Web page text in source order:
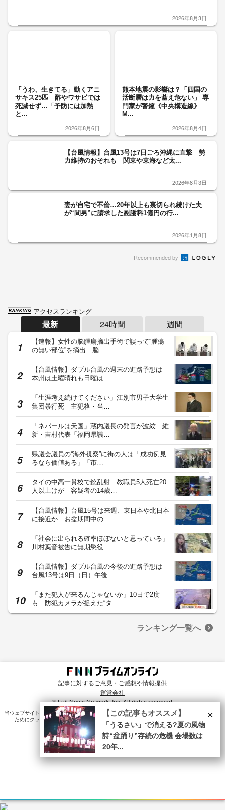
2026年8月3日
「うわ、生きてる」動くアニ
サキス25匹 酢やワサビでは
死滅せず…「予防には加熱
と...
2026年8月6日
熊本地震の影響は？「四国の
活断層は力を蓄え危ない」 専
門家が警鐘《中央構造線》
M...
2026年8月4日
【台風情報】台風13号は7日ごろ沖縄に直撃 勢
力維持のおそれも 関東や東海など太...
2026年8月3日
妻が自宅で不倫…20年以上も裏切られ続けた夫
が“間男”に請求した慰謝料1億円の行...
2026年1月8日
Recommended by
アクセスランキング
最新 24時間 週間
【速報】女性の脳腫瘍摘出手術で誤って“腫瘍
の無い部位”を摘出 脳…
【台風情報】ダブル台風の週末の進路予想は
本州は土曜晴れも日曜は…
「生涯考え続けてください」江別市男子大学生
集団暴行死 主犯格・当…
「ネパールは天国」蔵内議長の発言が波紋 維
新・吉村代表「福岡県議…
県議会議員の“海外視察”に街の人は「成功例見
るなら価値ある」「市…
タイの中高一貫校で銃乱射 教職員5人死亡20
人以上けが 容疑者の14歳…
【台風情報】台風15号は来週、東日本や北日本
に接近か お盆期間中の…
「社会に出られる確率ほぼないと思っている」
川村葉音被告に無期懲役…
【台風情報】ダブル台風の今後の進路予想は
台風13号は9日（日）午後…
「また犯人が来るんじゃないか」10日で2度
も…防犯カメラが捉えた“タ…
ランキング一覧へ
記事に対するご意見・ご感想や情報提供
運営会社
© Fuji News Network, Inc. All rights reserved.
当ウェブサイトでは、ユーザのニーズ・興味・関⼼に合致したコンテンツや広告配信を提供する
ためにクッキーを使⽤しています。詳細は、
プライバシーポリシー をご確認ください。×
【この記事もオススメ】
「うるさい」で消える?夏の風物
詩“盆踊り”存続の危機 会場数は
20年...